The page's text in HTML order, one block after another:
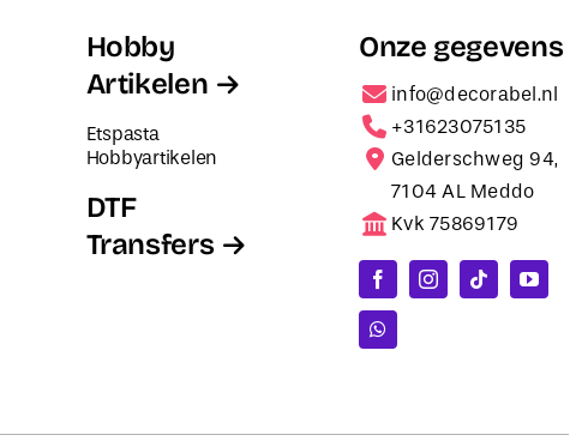
Hobby
Artikelen
Etspasta
Hobbyartikelen
DTF
Transfers
Onze gegevens
info@decorabel.nl
+31623075135
Gelderschweg 94,
7104 AL Meddo
Kvk 75869179